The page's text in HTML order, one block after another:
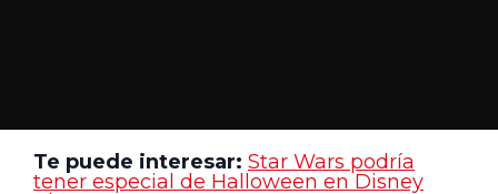
Te puede interesar: Star Wars podría
tener especial de Halloween en Disney